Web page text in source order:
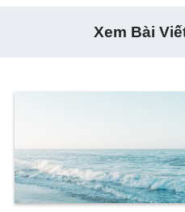
Xem Bài